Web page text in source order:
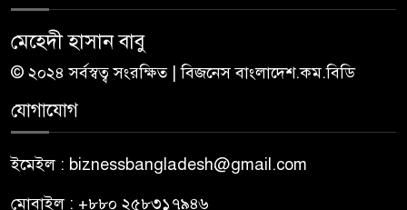
মেহেদী হাসান বাবু
© ২০২৪ সর্বস্বত্ব সংরক্ষিত | বিজনেস বাংলাদেশ.কম.বিডি
যোগাযোগ
ইমেইল : biznessbangladesh@gmail.com
মোবাইল : +৮৮০ ২৫৮৩১৭৯৪৬